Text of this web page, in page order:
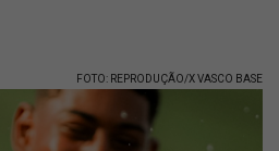
FOTO: REPRODUÇÃO/X VASCO BASE